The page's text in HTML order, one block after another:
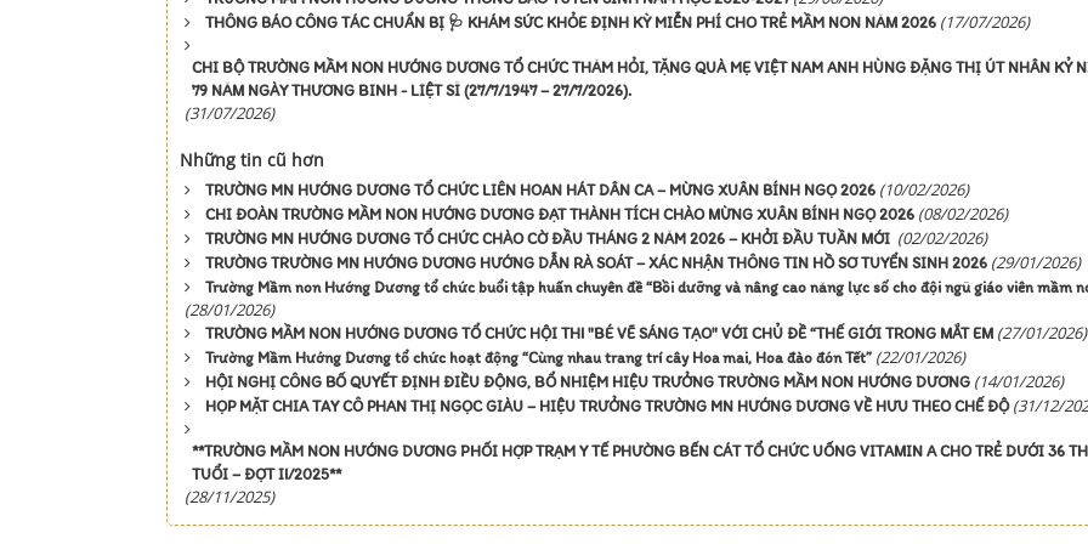
THÔNG BÁO CÔNG TÁC CHUẨN BỊ 🩺 KHÁM SỨC KHỎE ĐỊNH KỲ MIỄN PHÍ CHO TRẺ MẦM NON NĂM 2026 (17/07/2026)
CHI BỘ TRƯỜNG MẦM NON HƯỚNG DƯƠNG TỔ CHỨC THĂM HỎI, TẶNG QUÀ MẸ VIỆT NAM ANH HÙNG ĐẶNG THỊ ÚT NHÂN KỶ
79 NĂM NGÀY THƯƠNG BINH - LIỆT SĨ (27/7/1947 – 27/7/2026).
(31/07/2026)
Những tin cũ hơn
TRƯỜNG MN HƯỚNG DƯƠNG TỔ CHỨC LIÊN HOAN HÁT DÂN CA – MỪNG XUÂN BÍNH NGỌ 2026 (10/02/2026)
CHI ĐOÀN TRƯỜNG MẦM NON HƯỚNG DƯƠNG ĐẠT THÀNH TÍCH CHÀO MỪNG XUÂN BÍNH NGỌ 2026 (08/02/2026)
TRƯỜNG MN HƯỚNG DƯƠNG TỔ CHỨC CHÀO CỜ ĐẦU THÁNG 2 NĂM 2026 – KHỞI ĐẦU TUẦN MỚI (02/02/2026)
TRƯỜNG TRƯỜNG MN HƯỚNG DƯƠNG HƯỚNG DẪN RÀ SOÁT – XÁC NHẬN THÔNG TIN HỒ SƠ TUYỂN SINH 2026 (29/01/2026)
Trường Mầm non Hướng Dương tổ chức buổi tập huấn chuyên đề “Bồi dưỡng và nâng cao năng lực số cho đội ngũ giáo viên mầm
(28/01/2026)
TRƯỜNG MẦM NON HƯỚNG DƯƠNG TỔ CHỨC HỘI THI "BÉ VẼ SÁNG TẠO" VỚI CHỦ ĐỀ “THẾ GIỚI TRONG MẮT EM (27/01/2026)
Trường Mầm Hướng Dương tổ chức hoạt động “Cùng nhau trang trí cây Hoa mai, Hoa đào đón Tết” (22/01/2026)
HỘI NGHỊ CÔNG BỐ QUYẾT ĐỊNH ĐIỀU ĐỘNG, BỔ NHIỆM HIỆU TRƯỞNG TRƯỜNG MẦM NON HƯỚNG DƯƠNG (14/01/2026)
HỌP MẶT CHIA TAY CÔ PHAN THỊ NGỌC GIÀU – HIỆU TRƯỞNG TRƯỜNG MN HƯỚNG DƯƠNG VỀ HƯU THEO CHẾ ĐỘ (31/12/
**TRƯỜNG MẦM NON HƯỚNG DƯƠNG PHỐI HỢP TRẠM Y TẾ PHƯỜNG BẾN CÁT TỔ CHỨC UỐNG VITAMIN A CHO TRẺ DƯỚI 36
TUỔI – ĐỢT II/2025**
(28/11/2025)